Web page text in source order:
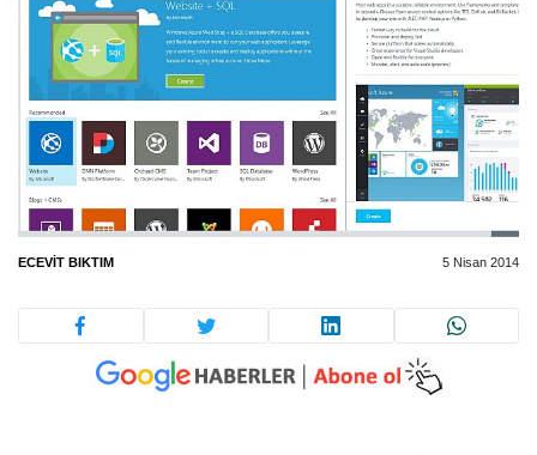
ECEVIT BIKTIM 5 Nisan 2014